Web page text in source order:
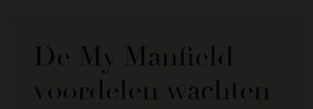
De My Manfield
voordelen wachten